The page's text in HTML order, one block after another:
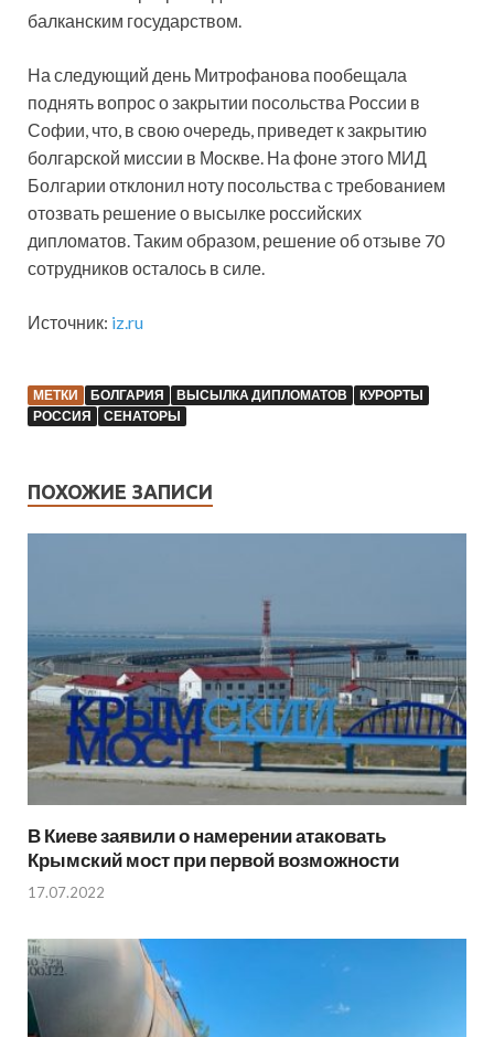
балканским государством.
На следующий день Митрофанова пообещала
поднять вопрос о закрытии посольства России в
Софии, что, в свою очередь, приведет к закрытию
болгарской миссии в Москве. На фоне этого МИД
Болгарии отклонил ноту посольства с требованием
отозвать решение о высылке российских
дипломатов. Таким образом, решение об отзыве 70
сотрудников осталось в силе.
Источник: iz.ru
МЕТКИ БОЛГАРИЯ ВЫСЫЛКА ДИПЛОМАТОВ
КУРОРТЫ
РОССИЯ
СЕНАТОРЫ
ПОХОЖИЕ ЗАПИСИ
В Киеве заявили о намерении атаковать
Крымский мост при первой возможности
17.07.2022